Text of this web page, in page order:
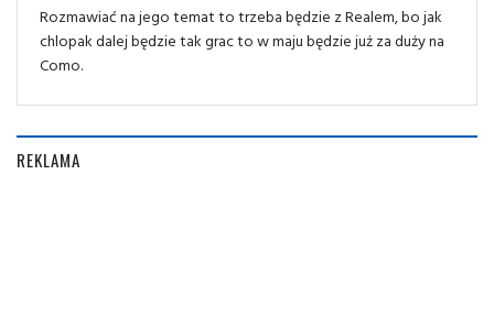
Rozmawiać na jego temat to trzeba będzie z Realem, bo jak
chlopak dalej będzie tak grac to w maju będzie już za duży na
Como.
REKLAMA